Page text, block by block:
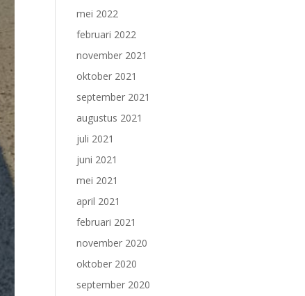
mei 2022
februari 2022
november 2021
oktober 2021
september 2021
augustus 2021
juli 2021
juni 2021
mei 2021
april 2021
februari 2021
november 2020
oktober 2020
september 2020